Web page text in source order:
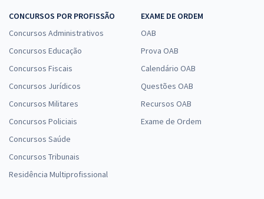
CONCURSOS POR PROFISSÃO
Concursos Administrativos
Concursos Educação
Concursos Fiscais
Concursos Jurídicos
Concursos Militares
Concursos Policiais
Concursos Saúde
Concursos Tribunais
Residência Multiprofissional
EXAME DE ORDEM
OAB
Prova OAB
Calendário OAB
Questões OAB
Recursos OAB
Exame de Ordem